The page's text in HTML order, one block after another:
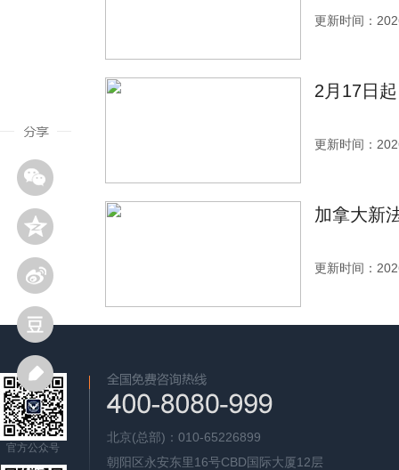
更新时间：
2月17日
更新时间：
加拿大新
更新时间：
官方公众号
北京(总部)：010-65226899
朝阳区永安东里16号CBD国际大厦12层